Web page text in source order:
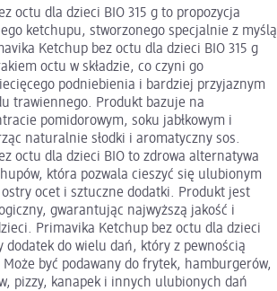
octu dla dzieci BIO 315 g to propozycja
ketchupu, stworzonego specjalnie z myślą
Ketchup bez octu dla dzieci BIO 315 g
octu w składzie, co czyni go
podniebienia i bardziej przyjaznym
trawiennego. Produkt bazuje na
pomidorowym, soku jabłkowym i
naturalnie słodki i aromatyczny sos.
octu dla dzieci BIO to zdrowa alternatywa
która pozwala cieszyć się ulubionym
ocet i sztuczne dodatki. Produkt jest
gwarantując najwyższą jakość i
Primavika Ketchup bez octu dla dzieci
dodatek do wielu dań, który z pewnością
być podawany do frytek, hamburgerów,
pizzy, kanapek i innych ulubionych dań